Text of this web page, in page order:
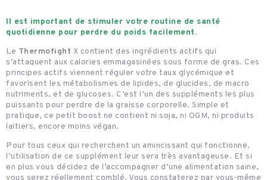
Il est important de stimuler votre routine de santé
quotidienne pour perdre du poids facilement.
Le Thermofight X contient des ingrédients actifs qui
s’attaquent aux calories emmagasinées sous forme de gras. Ces
principes actifs viennent réguler votre taux glycémique et
favorisent les métabolismes de lipides, de glucides, de macro
nutriments, et de glucoses. C’est l’un des suppléments les plus
puissants pour perdre de la graisse corporelle. Simple et
pratique, ce petit boost ne contient ni soja, ni OGM, ni produits
laitiers, encore moins végan.
Pour tous ceux qui recherchent un amincissant qui fonctionne,
l’utilisation de ce supplément leur sera très avantageuse. Et si
en plus vous décidez de l’accompagner d’une alimentation saine,